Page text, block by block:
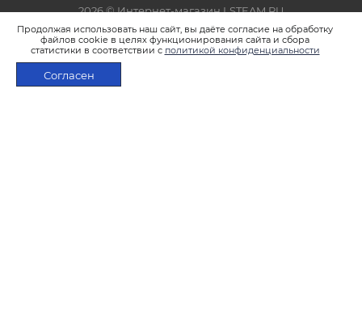
Продолжая использовать наш сайт, вы даёте согласие на обработку
файлов cookie в целях функционирования сайта и сбора
статистики в соответствии с политикой конфиденциальности
Согласен
2026 © Интернет-магазин LSTEAM.RU